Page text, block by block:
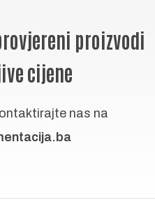
proizvodi
cijene
nas na